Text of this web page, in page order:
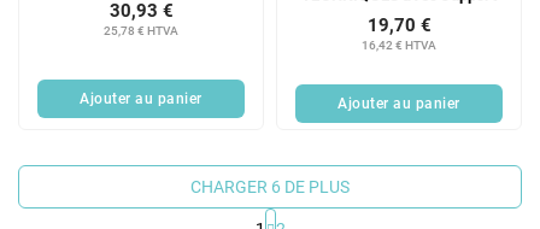
25,78 € HTVA
30,93 €
Ajouter au panier
16,42 € HTVA
19,70 €
Ajouter au panier
CHARGER 6 DE PLUS